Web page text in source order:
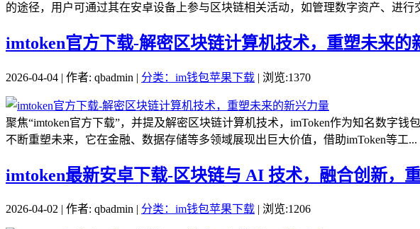
的途径，用户可通过其在安卓设备上参与区块链相关活动，如管理数字资产、进行
imtoken官方下载-解密区块链计算机技术，重塑未来的
2026-04-04 | 作者: qbadmin | 分类：im钱包苹果下载 | 浏览:1370
聚焦“imtoken官方下载”，并提及解密区块链计算机技术，imToken作为知名数字
不断重塑未来，它在金融、数据存储等多领域展现出巨大价值，借助imToken等工...
imtoken最新安卓下载-区块链与 AI 技术，融合创新，
2026-04-02 | 作者: qbadmin | 分类：im钱包苹果下载 | 浏览:1206